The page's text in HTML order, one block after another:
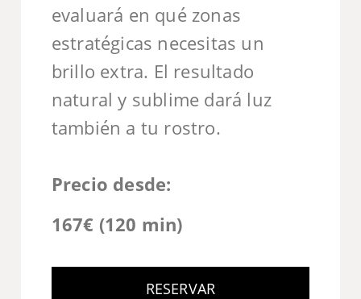
evaluará en qué zonas
estratégicas necesitas un
brillo extra. El resultado
natural y sublime dará luz
también a tu rostro.
Precio desde:
167€ (120 min)
RESERVAR